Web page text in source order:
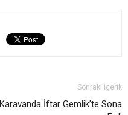
Sonraki İçerik
Karavanda İftar Gemlik’te Sona